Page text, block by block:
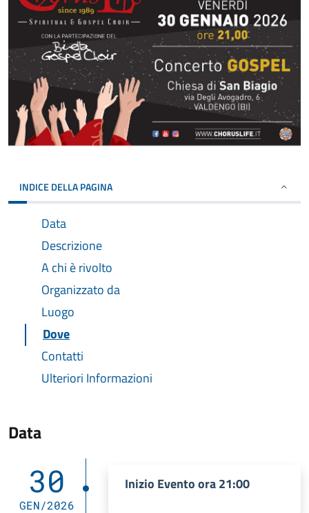
INDICE DELLA PAGINA
Data
Descrizione
A chi è rivolto
Organizzato da
Luogo
Dove
Contatti
Ulteriori Informazioni
Data
30
GEN/2026
Inizio Evento ora 21:00